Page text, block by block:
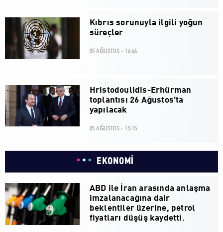
Kıbrıs sorunuyla ilgili yoğun
süreçler
05 AĞUSTOS - 16:46
Hristodoulidis-Erhürman
toplantısı 26 Ağustos'ta
yapılacak
05 AĞUSTOS - 15:15
EKONOMİ
ABD ile İran arasında anlaşma
imzalanacağına dair
beklentiler üzerine, petrol
fiyatları düşüş kaydetti.